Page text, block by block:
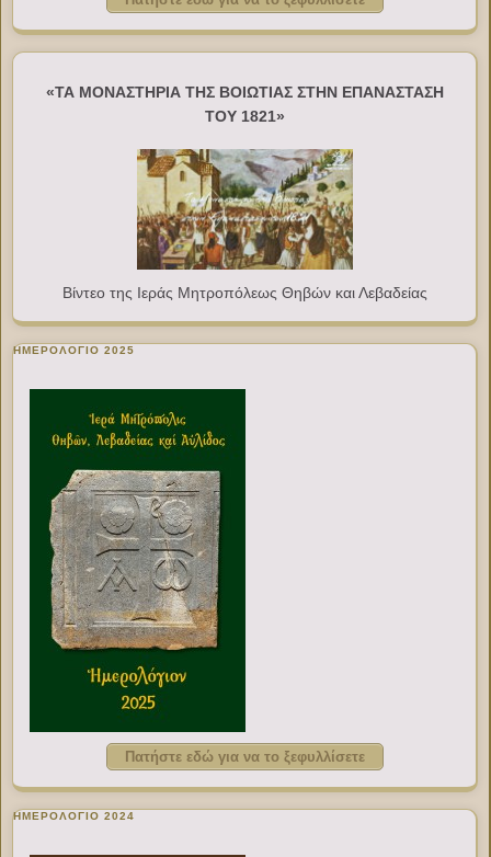
«ΤΑ ΜΟΝΑΣΤΗΡΙΑ ΤΗΣ ΒΟΙΩΤΙΑΣ ΣΤΗΝ ΕΠΑΝΑΣΤΑΣΗ
ΤΟΥ 1821»
Βίντεο της Ιεράς Μητροπόλεως Θηβών και Λεβαδείας
ΗΜΕΡΟΛΟΓΙΟ 2025
Πατήστε εδώ για να το ξεφυλλίσετε
ΗΜΕΡΟΛΟΓΙΟ 2024